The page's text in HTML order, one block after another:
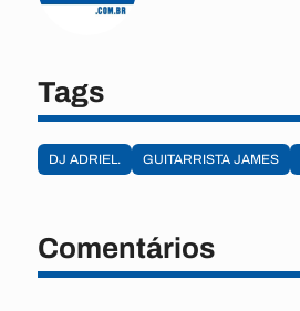
Tags
DJ ADRIEL. GUITARRISTA JAMES
Comentários